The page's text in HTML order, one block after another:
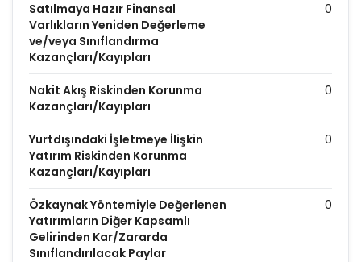
Satılmaya Hazır Finansal
Varlıkların Yeniden Değerleme
ve/veya Sınıflandırma
Kazançları/Kayıpları
0
Nakit Akış Riskinden Korunma
Kazançları/Kayıpları
0
Yurtdışındaki İşletmeye İlişkin
Yatırım Riskinden Korunma
Kazançları/Kayıpları
0
Özkaynak Yöntemiyle Değerlenen
Yatırımların Diğer Kapsamlı
Gelirinden Kar/Zararda
Sınıflandırılacak Paylar
0